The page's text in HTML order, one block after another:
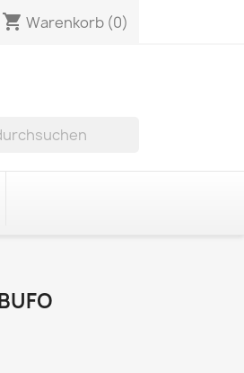
shopping_cart Warenkorb (0)